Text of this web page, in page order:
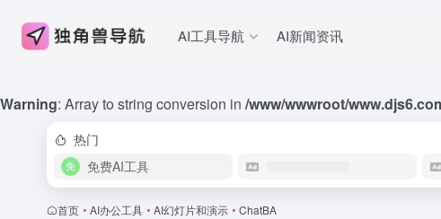
Warning: Array to string conversion in /www/wwwroot/
AI工具导航 AI新闻资讯
热门
免费AI工具
首页 • AI办公工具 • AI幻灯片和演示 • ChatBA